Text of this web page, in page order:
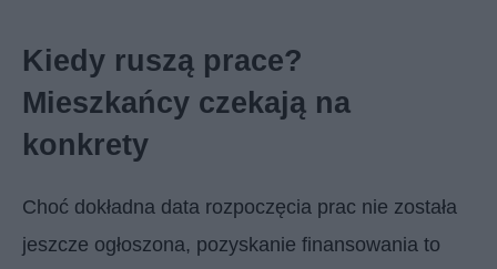
Kiedy ruszą prace?
Mieszkańcy czekają na
konkrety
Choć dokładna data rozpoczęcia prac nie została
jeszcze ogłoszona, pozyskanie finansowania to